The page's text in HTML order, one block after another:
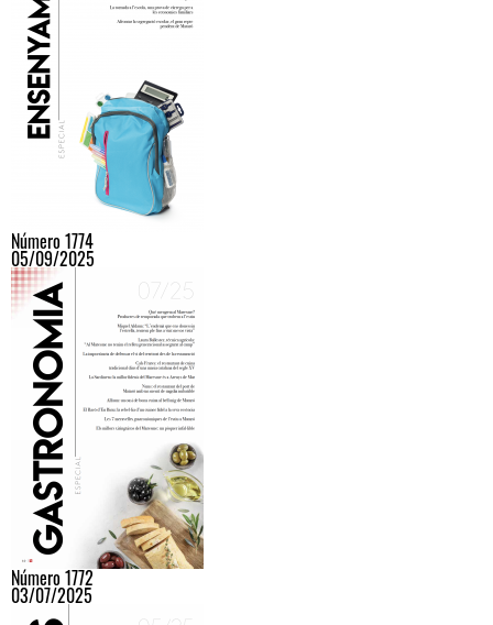
Número 1774
05/09/2025
Número 1772
03/07/2025